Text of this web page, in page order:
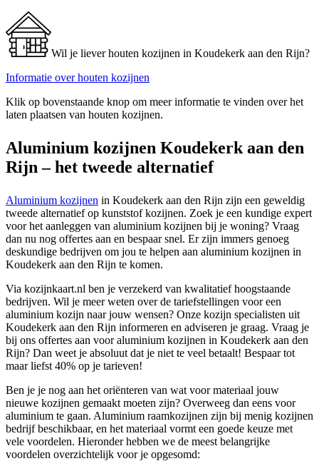
Wil je liever houten kozijnen in Koudekerk aan den Rijn?
Informatie over houten kozijnen
Klik op bovenstaande knop om meer informatie te vinden over het
laten plaatsen van houten kozijnen.
Aluminium kozijnen Koudekerk aan den
Rijn – het tweede alternatief
Aluminium kozijnen in Koudekerk aan den Rijn zijn een geweldig
tweede alternatief op kunststof kozijnen. Zoek je een kundige expert
voor het aanleggen van aluminium kozijnen bij je woning? Vraag
dan nu nog offertes aan en bespaar snel. Er zijn immers genoeg
deskundige bedrijven om jou te helpen aan aluminium kozijnen in
Koudekerk aan den Rijn te komen.
Via kozijnkaart.nl ben je verzekerd van kwalitatief hoogstaande
bedrijven. Wil je meer weten over de tariefstellingen voor een
aluminium kozijn naar jouw wensen? Onze kozijn specialisten uit
Koudekerk aan den Rijn informeren en adviseren je graag. Vraag je
bij ons offertes aan voor aluminium kozijnen in Koudekerk aan den
Rijn? Dan weet je absoluut dat je niet te veel betaalt! Bespaar tot
maar liefst 40% op je tarieven!
Ben je je nog aan het oriënteren van wat voor materiaal jouw
nieuwe kozijnen gemaakt moeten zijn? Overweeg dan eens voor
aluminium te gaan. Aluminium raamkozijnen zijn bij menig kozijnen
bedrijf beschikbaar, en het materiaal vormt een goede keuze met
vele voordelen. Hieronder hebben we de meest belangrijke
voordelen overzichtelijk voor je opgesomd: